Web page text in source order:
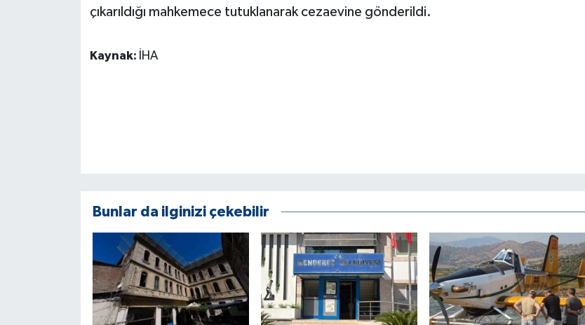
çıkarıldığı mahkemece tutuklanarak cezaevine gönderildi.
Kaynak: İHA
Bunlar da ilginizi çekebilir
SPOR HABERLERİ
TEKNOLOJİ